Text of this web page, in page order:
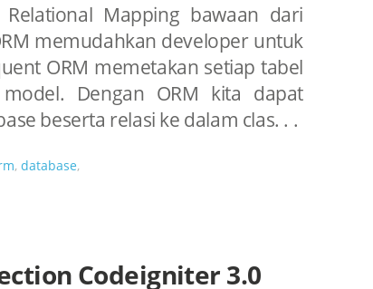
Mapping bawaan dari
memudahkan developer untuk
ORM memetakan setiap tabel
Dengan ORM kita dapat
beserta relasi ke dalam clas. . .
, database,
Codeigniter 3.0